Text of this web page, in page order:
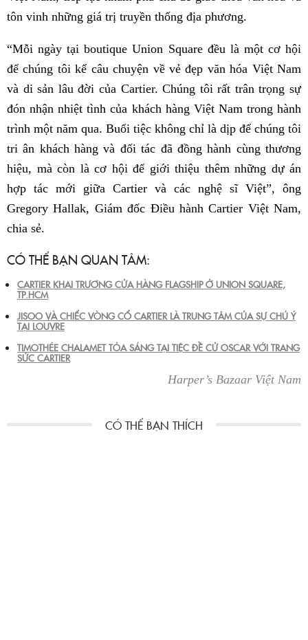
tôn vinh những giá trị truyền thống địa phương.
“Mỗi ngày tại boutique Union Square đều là một cơ hội
để chúng tôi kể câu chuyện về vẻ đẹp văn hóa Việt Nam
và di sản lâu đời của Cartier. Chúng tôi rất trân trọng sự
đón nhận nhiệt tình của khách hàng Việt Nam trong hành
trình một năm qua. Buổi tiệc không chỉ là dịp để chúng tôi
tri ân khách hàng và đối tác đã đồng hành cùng thương
hiệu, mà còn là cơ hội để giới thiệu thêm những dự án
hợp tác mới giữa Cartier và các nghệ sĩ Việt”, ông
Gregory Hallak, Giám đốc Điều hành Cartier Việt Nam,
chia sẻ.
CÓ THỂ BẠN QUAN TÂM:
CARTIER KHAI TRƯƠNG CỬA HÀNG FLAGSHIP Ở UNION SQUARE,
TP.HCM
JISOO VÀ CHIẾC VÒNG CỔ CARTIER LÀ TRUNG TÂM CỦA SỰ CHÚ Ý
TẠI LOUVRE
TIMOTHÉE CHALAMET TỎA SÁNG TẠI TIỆC ĐỀ CỬ OSCAR VỚI TRANG
SỨC CARTIER
Harper’s Bazaar Việt Nam